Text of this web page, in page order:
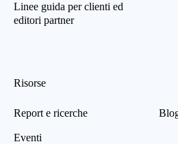
Linee guida per clienti ed
editori partner
Risorse
Report e ricerche
Eventi